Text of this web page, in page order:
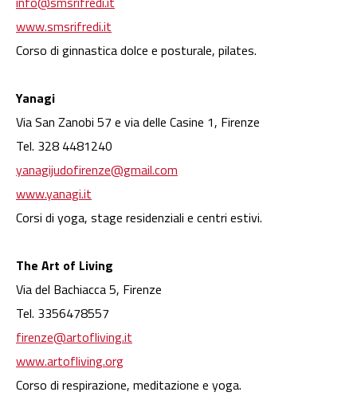
www.smsrifredi.it
Corso di ginnastica dolce e posturale, pilates.
Yanagi
Via San Zanobi 57 e via delle Casine 1, Firenze
Tel. 328 4481240
yanagijudofirenze@gmail.com
www.yanagi.it
Corsi di yoga, stage residenziali e centri estivi.
The Art of Living
Via del Bachiacca 5, Firenze
Tel. 3356478557
firenze@artofliving.it
www.artofliving.org
Corso di respirazione, meditazione e yoga.